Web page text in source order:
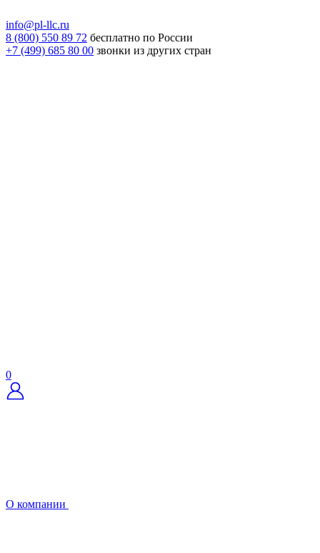
info@pl-llc.ru
8 (800) 550 89 72 бесплатно по России
+7 (499) 685 80 00 звонки из других стран
0
О компании